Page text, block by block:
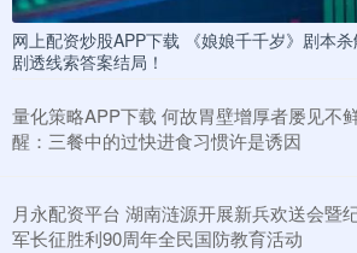
网上配资炒股APP下载 《娘娘千千岁》剧本
剧透线索答案结局！
量化策略APP下载 何故胃壁增厚者屡见不
醒：三餐中的过快进食习惯许是诱因
月永配资平台 湖南涟源开展新兵欢送会暨
军长征胜利90周年全民国防教育活动